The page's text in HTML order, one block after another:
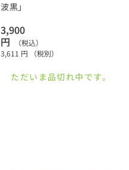
波黒」
3,900
円
（税込）
3,611 円 （税別）
ただいま品切れ中です。